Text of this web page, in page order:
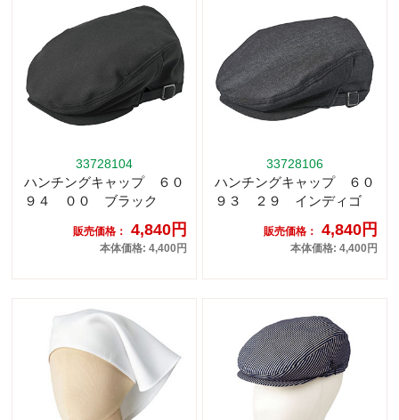
33728104
ハンチングキャップ ６０
９４ ００ ブラック
販売価格： 4,840円
本体価格: 4,400円
33728106
ハンチングキャップ ６０
９３ ２９ インディゴ
販売価格： 4,840円
本体価格: 4,400円